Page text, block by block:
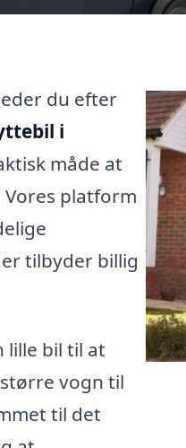
du efter
i
måde at
platform
tilbyder billig
lille bil til at
vogn til
til det